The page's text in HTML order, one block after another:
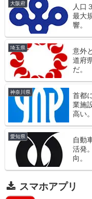
大阪府
人口
最大
響。
埼玉県
意外
道府
だ。
神奈川県
首都
業施
高い。
愛知県
自動
活発
向。
スマホアプリ